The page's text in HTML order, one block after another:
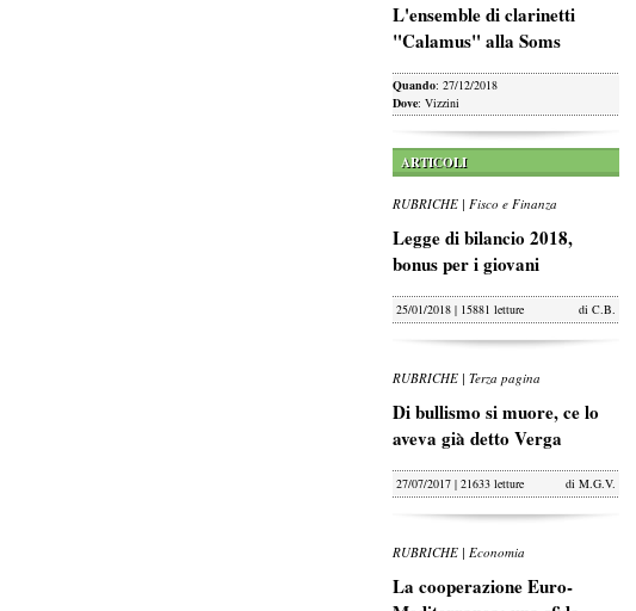
L'ensemble di clarinetti
"Calamus" alla Soms
Quando: 27/12/2018
Dove: Vizzini
ARTICOLI
RUBRICHE | Fisco e Finanza
Legge di bilancio 2018,
bonus per i giovani
25/01/2018 | 15881 letture di C.B.
RUBRICHE | Terza pagina
Di bullismo si muore, ce lo
aveva già detto Verga
27/07/2017 | 21633 letture di M.G.V.
RUBRICHE | Economia
La cooperazione Euro-